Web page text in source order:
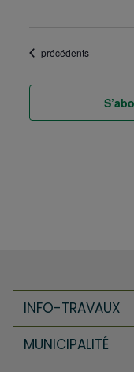
INFO-TRAVAUX
MUNICIPALITÉ
Évènements
précédents